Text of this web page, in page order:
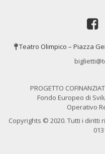
Teatro Olimpico – Piazza
PROGETTO
Fondo Europeo di
Operativo
Copyrights © 2020. Tutti i diritti